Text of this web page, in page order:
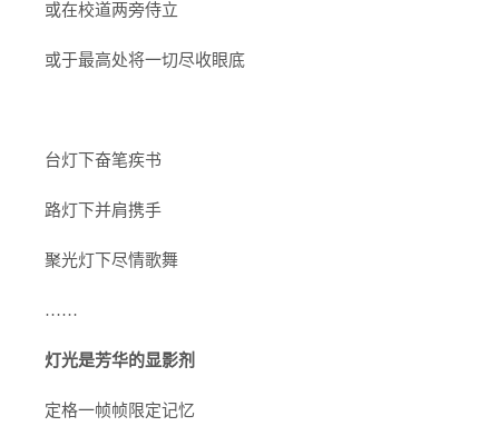
或在校道两旁侍立
或于最高处将一切尽收眼底
台灯下奋笔疾书
路灯下并肩携手
聚光灯下尽情歌舞
……
灯光是芳华的显影剂
定格一帧帧限定记忆